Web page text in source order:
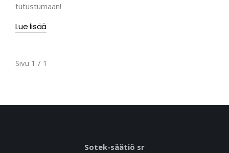
tutustumaan!
Lue lisää
Sivu 1 / 1
Sotek-säätiö sr